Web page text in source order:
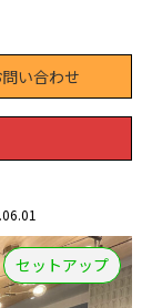
問い合わせ
セットアップ